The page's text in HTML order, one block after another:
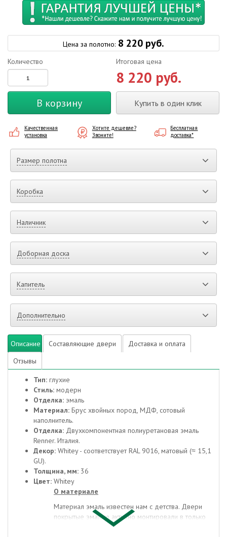
Цена за полотно: 8 220 руб.
Количество Итоговая цена
8 220 руб.
В корзину Купить в один клик
Качественная
установка
Хотите дешевле?
Звоните!
Бесплатная
доставка*
Размер полотна
Коробка
Наличник
Доборная доска
Капитель
Дополнительно
Описание Составляющие двери
Доставка и оплата
Отзывы
Тип: глухие
Стиль: модерн
Отделка: эмаль
Материал: Брус хвойных пород, МДФ, сотовый
наполнитель.
Отделка: Двухкомпонентная полиуретановая эмаль
Renner. Италия.
Декор: Whitey - соответствует RAL 9016, матовый (≈ 15,1
GU).
Толщина, мм: 36
Цвет: Whitey
О материале
Материал эмаль известен нам с детства. Двери
покрытые эмалью активно монтировали в только
что построенных многоквартирных домах, в